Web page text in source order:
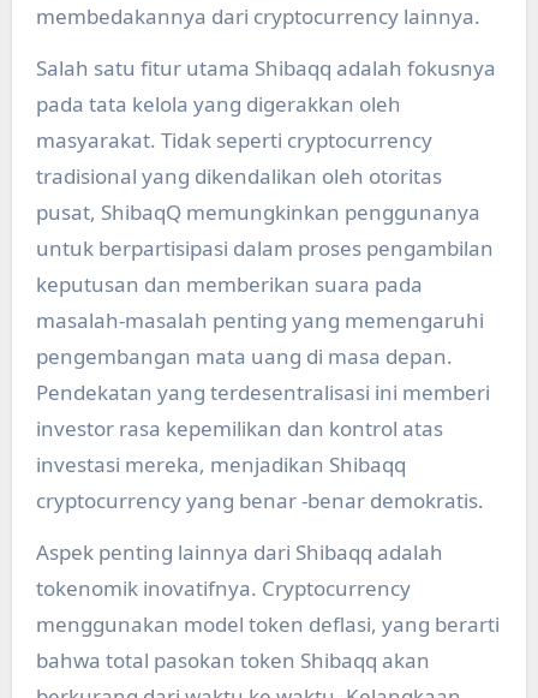
membedakannya dari cryptocurrency lainnya.
Salah satu fitur utama Shibaqq adalah fokusnya
pada tata kelola yang digerakkan oleh
masyarakat. Tidak seperti cryptocurrency
tradisional yang dikendalikan oleh otoritas
pusat, ShibaqQ memungkinkan penggunanya
untuk berpartisipasi dalam proses pengambilan
keputusan dan memberikan suara pada
masalah-masalah penting yang memengaruhi
pengembangan mata uang di masa depan.
Pendekatan yang terdesentralisasi ini memberi
investor rasa kepemilikan dan kontrol atas
investasi mereka, menjadikan Shibaqq
cryptocurrency yang benar -benar demokratis.
Aspek penting lainnya dari Shibaqq adalah
tokenomik inovatifnya. Cryptocurrency
menggunakan model token deflasi, yang berarti
bahwa total pasokan token Shibaqq akan